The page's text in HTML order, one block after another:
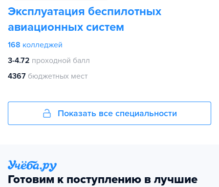
Эксплуатация беспилотных
авиационных систем
168 колледжей
3-4.72 проходной балл
4367 бюджетных мест
Показать все специальности
Готовим к поступлению в лучшие